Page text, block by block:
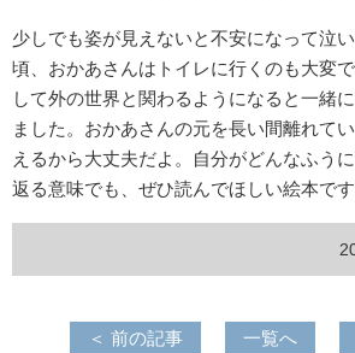
少しでも姿が見えないと不安になって泣
頃、おかあさんはトイレに行くのも大変
して外の世界と関わるようになると一緒
ました。おかあさんの元を長い間離れて
えるから大丈夫だよ。自分がどんなふう
返る意味でも、ぜひ読んでほしい絵本です
＜ 前の記事 一覧へ